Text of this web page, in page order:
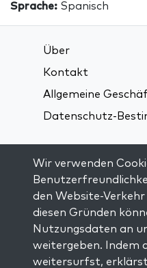
Sprache: Spanisch
Über
Kontakt
Allgemeine
Datenschutz-
Verbindung über
Visit kabbalah
AUF DEM
Trage dich in
Wir verwenden
den Website-Verkehr
diesen Gründen
Nutzungsdaten an
weitergeben. Indem
weitersurfst,